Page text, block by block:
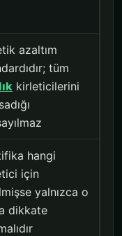
azaltım
tüm
kirleticilerini
hangi
için
yalnızca o
dikkate